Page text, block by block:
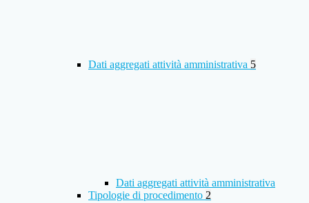
Dati aggregati attività amministrativa 5
Dati aggregati attività amministrativa
Tipologie di procedimento 2